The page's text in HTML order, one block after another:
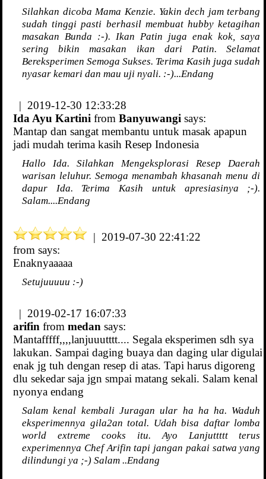
Silahkan dicoba Mama Kenzie. Yakin dech jam terbang
sudah tinggi pasti berhasil membuat hubby ketagihan
masakan Bunda :-). Ikan Patin juga enak kok, saya
sering bikin masakan ikan dari Patin. Selamat
Bereksperimen Semoga Sukses. Terima Kasih juga sudah
nyasar kemari dan mau uji nyali. :-)...Endang
| 2019-12-30 12:33:28
Ida Ayu Kartini from Banyuwangi says:
Mantap dan sangat membantu untuk masak apapun
jadi mudah terima kasih Resep Indonesia
Hallo Ida. Silahkan Mengeksplorasi Resep Daerah
warisan leluhur. Semoga menambah khasanah menu di
dapur Ida. Terima Kasih untuk apresiasinya ;-).
Salam....Endang
| 2019-07-30 22:41:22
from says:
Enaknyaaaaa
Setujuuuuu :-)
| 2019-02-17 16:07:33
arifin from medan says:
Mantafffff,,,,lanjuuutttt.... Segala eksperimen sdh sya
lakukan. Sampai daging buaya dan daging ular digulai
enak jg tuh dengan resep di atas. Tapi harus digoreng
dlu sekedar saja jgn smpai matang sekali. Salam kenal
nyonya endang
Salam kenal kembali Juragan ular ha ha ha. Waduh
eksperimennya gila2an total. Udah bisa daftar lomba
world extreme cooks itu. Ayo Lanjuttttt terus
experimennya Chef Arifin tapi jangan pakai satwa yang
dilindungi ya ;-) Salam ..Endang